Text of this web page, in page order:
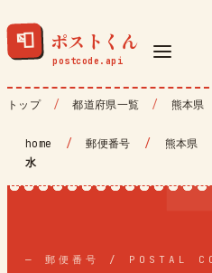
📮 ポストくん
トップ 都道府県一覧 熊本県
home / 郵便番号 / 熊本県
水
— 郵便番号 / POSTAL